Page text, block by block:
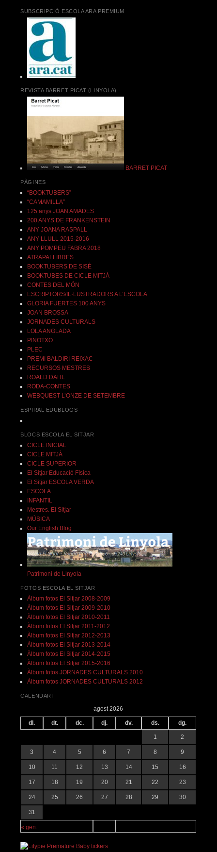
SUBSCRIPCIÓ ESCOLA ARA PREMIUM
REVISTA BARRET PICAT (LINYOLA)
BARRET PICAT
PÀGINES
“BOOKTUBERS”
“CAMAMILLA”
125 anys JOAN AMADES
200 ANYS DE FRANKENSTEIN
ANY JOANA RASPALL
ANY LLULL 2015-2016
ANY POMPEU FABRA 2018
ATRAPALLIBRES
BOOKTUBERS DE SISÈ
BOOKTUBES DE CICLE MITJÀ
CONTES DEL MÓN
ESCRIPTORS/IL·LUSTRADORS A L’ESCOLA
GLORIA FUERTES 100 ANYS
JOAN BROSSA
JORNADES CULTURALS
LOLA ANGLADA
PINOTXO
PLEC
PREMI BALDIRI REIXAC
RECURSOS MESTRES
ROALD DAHL
RODA-CONTES
WEBQUEST L’ONZE DE SETEMBRE
ESPIRAL EDUBLOGS
BLOCS ESCOLA EL SITJAR
CICLE INICIAL
CICLE MITJÀ
CICLE SUPERIOR
El Sitjar Educació Física
El Sitjar ESCOLA VERDA
ESCOLA
INFANTIL
Mestres. El Sitjar
MÚSICA
Our English Blog
Patrimoni de Linyola
FOTOS ESCOLA EL SITJAR
Àlbum fotos El Sitjar 2008-2009
Àlbum fotos El Sitjar 2009-2010
Àlbum fotos El Sitjar 2010-2011
Àlbum fotos El Sitjar 2011-2012
Àlbum fotos El Sitjar 2012-2013
Àlbum fotos El Sitjar 2013-2014
Àlbum fotos El Sitjar 2014-2015
Àlbum fotos El Sitjar 2015-2016
Àlbum fotos JORNADES CULTURALS 2010
Àlbum fotos JORNADES CULTURALS 2012
CALENDARI
agost 2026
dl. dt. dc. dj. dv. ds. dg.
« gen.
1 2
3 4 5 6 7 8 9
10 11 12 13 14 15 16
17 18 19 20 21 22 23
24 25 26 27 28 29 30
31